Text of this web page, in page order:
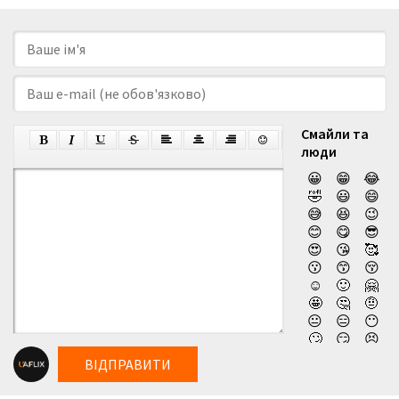
Смайли та
люди
😀
😁
😂
🤣
😃
😄
😅
😆
😉
😊
😋
😎
😍
😘
🥰
😗
😙
😚
☺️
🙂
🤗
🤩
🤔
🤨
😐
😑
😶
🙄
😏
😣
ВІДПРАВИТИ